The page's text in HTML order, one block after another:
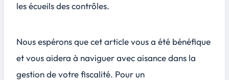
les écueils des contrôles.
Nous espérons que cet article vous a été bénéfique
et vous aidera à naviguer avec aisance dans la
gestion de votre fiscalité. Pour un